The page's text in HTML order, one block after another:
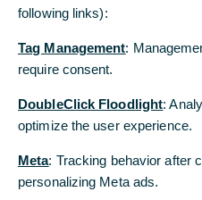
Commerzbank
Österreich
following links):
Tag Management:
require consent.
DoubleClick Floodlight:
optimize the user experience.
Meta: Tracking behavior after
personalizing Meta ads.
following links):
Tag Management:
require consent.
DoubleClick Floodlight:
optimize the user experience.
Meta: Tracking behavior after
personalizing Meta ads.